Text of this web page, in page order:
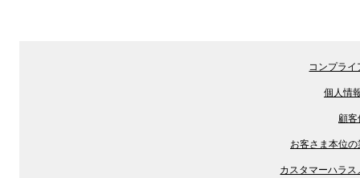
コンプラ
個人情
顧客
お客さま本位
カスタマーハラ